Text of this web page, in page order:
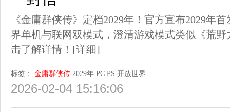
《金庸群侠传》定档2029年！官方宣布2029年
界单机与联网双模式，澄清游戏模式类似《荒野
击了解详情！ [详细]
标签： 金庸群侠传 2029年 PC PS 开放世界
2026-02-04 15:16:06